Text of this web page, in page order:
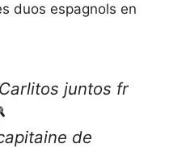
duos espagnols en
juntos fr
de